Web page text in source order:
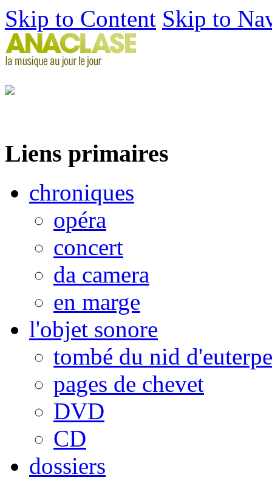
Skip to Content Skip to
Liens primaires
chroniques
opéra
concert
da camera
en marge
l'objet sonore
tombé du nid d'euterpe
pages de chevet
DVD
CD
dossiers